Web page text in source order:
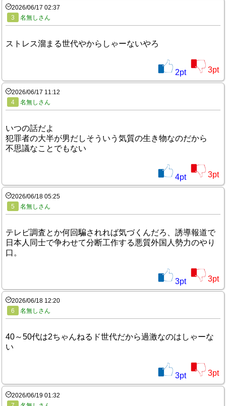
2026/06/17 02:37
3
名無しさん
ストレス溜まる世代やからしゃーないやろ
2pt 3pt
2026/06/17 11:12
4
名無しさん
いつの話だよ
犯罪者の大半が男だしそういう気質の生き物なのだから
不思議なことでもない
4pt 3pt
2026/06/18 05:25
5
名無しさん
テレビ調査とか何回騙されれば気づくんだろ、誘導報道で
日本人同士で争わせて分断工作する悪質外国人勢力のやり
口。
3pt 3pt
2026/06/18 12:20
6
名無しさん
40～50代は2ちゃんねるド世代だから過激なのはしゃーな
い
3pt 3pt
2026/06/19 01:32